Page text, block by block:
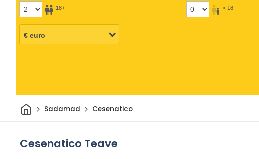
18+ < 18
Avaleht
Sadamad Cesenatico
Cesenatico Teave